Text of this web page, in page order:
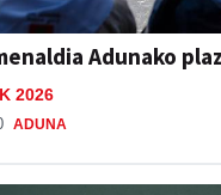
Adunako
2026
ADUNA